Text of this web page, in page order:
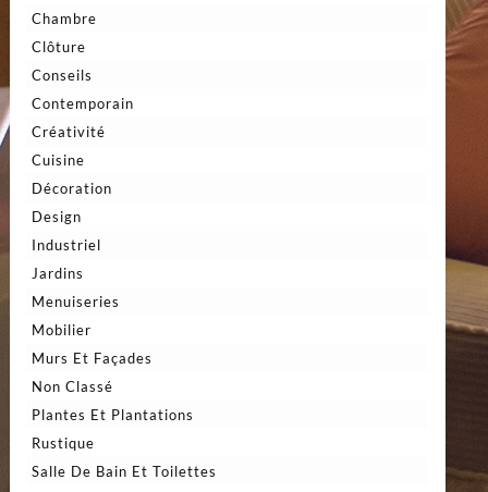
Chambre
Clôture
Conseils
Contemporain
Créativité
Cuisine
Décoration
Design
Industriel
Jardins
Menuiseries
Mobilier
Murs Et Façades
Non Classé
Plantes Et Plantations
Rustique
Salle De Bain Et Toilettes